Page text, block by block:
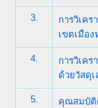
3.
การวิเค
เขตเมือ
4.
การวิเค
ด้วยวัสดุ
5. คุณสมบัติ